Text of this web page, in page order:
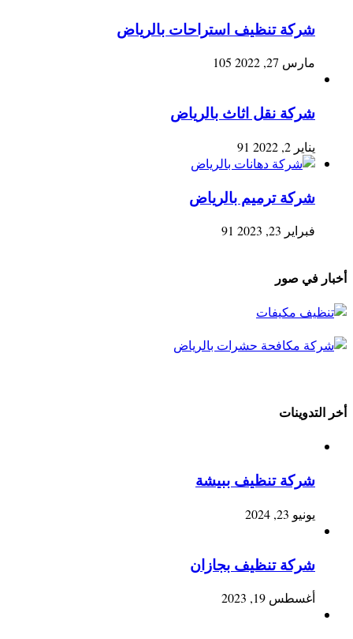
شركة تنظيف استراحات بالرياض
مارس 27, 2022 105
شركة نقل اثاث بالرياض
يناير 2, 2022 91
شركة ترميم بالرياض
فبراير 23, 2023 91
أخبار في صور
أخر التدوينات
شركة تنظيف ببيشة
يونيو 23, 2024
شركة تنظيف بجازان
أغسطس 19, 2023